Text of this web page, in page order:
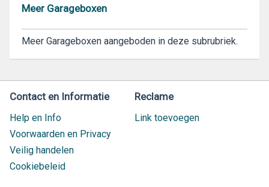
Meer Garageboxen
Meer Garageboxen aangeboden in deze subrubriek.
Contact en Informatie
Help en Info
Voorwaarden en Privacy
Veilig handelen
Cookiebeleid
Reclame
Link toevoegen